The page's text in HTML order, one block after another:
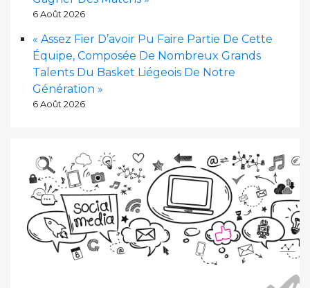
6 Août 2026
« Assez Fier D’avoir Pu Faire Partie De Cette
Équipe, Composée De Nombreux Grands
Talents Du Basket Liégeois De Notre
Génération »
6 Août 2026